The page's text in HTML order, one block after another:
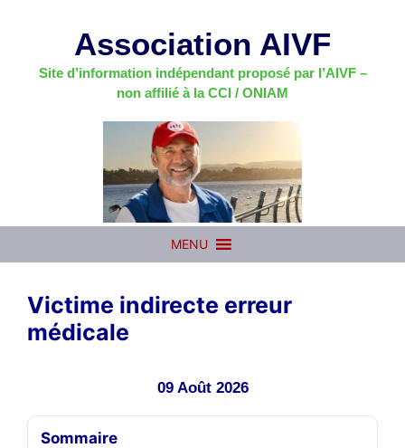
Association AIVF
Site d’information indépendant proposé par l’AIVF –
non affilié à la CCI / ONIAM
MENU
Victime indirecte erreur
médicale
09 Août 2026
Sommaire